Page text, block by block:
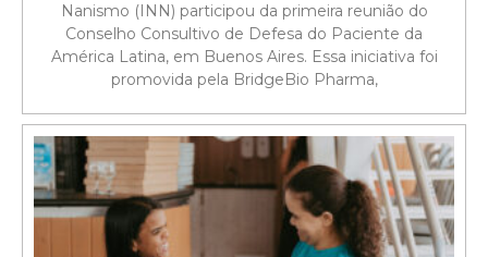
Nanismo (INN) participou da primeira reunião do
Conselho Consultivo de Defesa do Paciente da
América Latina, em Buenos Aires. Essa iniciativa foi
promovida pela BridgeBio Pharma,